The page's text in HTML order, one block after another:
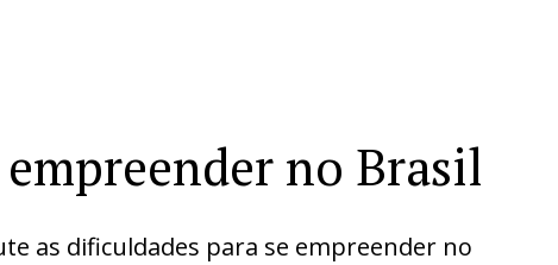
no Brasil
as dificuldades para se empreender no